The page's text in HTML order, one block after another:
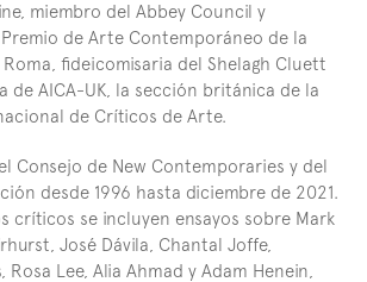
miembro del Abbey Council y
de Arte Contemporáneo de la
fideicomisaria del Shelagh Cluett
de AICA-UK, la sección británica de la
de Críticos de Arte.
Consejo de New Contemporaries y del
desde 1996 hasta diciembre de 2021.
críticos se incluyen ensayos sobre Mark
José Dávila, Chantal Joffe,
Rosa Lee, Alia Ahmad y Adam Henein,